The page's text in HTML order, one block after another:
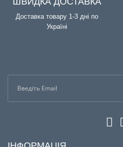
Доставка товару 1-3 дні по
Україні